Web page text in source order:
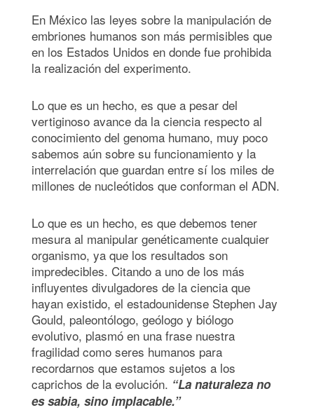
En México las leyes sobre la manipulación de
embriones humanos son más permisibles que
en los Estados Unidos en donde fue prohibida
la realización del experimento.
Lo que es un hecho, es que a pesar del
vertiginoso avance da la ciencia respecto al
conocimiento del genoma humano, muy poco
sabemos aún sobre su funcionamiento y la
interrelación que guardan entre sí los miles de
millones de nucleótidos que conforman el ADN.
Lo que es un hecho, es que debemos tener
mesura al manipular genéticamente cualquier
organismo, ya que los resultados son
impredecibles. Citando a uno de los más
influyentes divulgadores de la ciencia que
hayan existido, el estadounidense Stephen Jay
Gould, paleontólogo, geólogo y biólogo
evolutivo, plasmó en una frase nuestra
fragilidad como seres humanos para
recordarnos que estamos sujetos a los
caprichos de la evolución. “La naturaleza no
es sabia, sino implacable.”